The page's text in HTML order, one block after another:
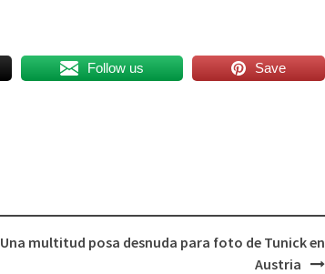
Follow us Save
Una multitud posa desnuda para foto de Tunick en
Austria